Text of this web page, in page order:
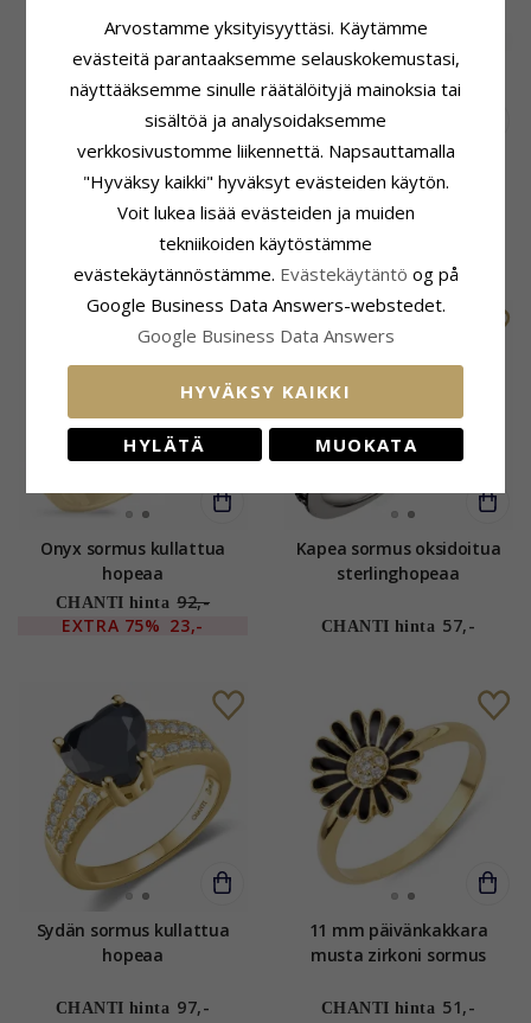
sormus kullattua hopeaa -
Maggie
CHANTI hinta 45,-
14 mm päivänkakkara
musta sormus kullattua
hopeaa - Marie
CHANTI hinta
POISTUU
Onyx sormus kullattua
hopeaa
CHANTI hinta 92,-
EXTRA 75% 23,-
Kapea sormus oksidoitua
sterlinghopeaa
CHANTI hinta 57,-
Sydän sormus kullattua
hopeaa
CHANTI hinta 97,-
11 mm päivänkakkara
musta zirkoni sormus
CHANTI hinta 51,-
Arvostamme yksityisyyttäsi. Käytämme
evästeitä parantaaksemme selauskokemustasi,
näyttääksemme sinulle räätälöityjä mainoksia tai
sisältöä ja analysoidaksemme
verkkosivustomme liikennettä. Napsauttamalla
"Hyväksy kaikki" hyväksyt evästeiden käytön.
Voit lukea lisää evästeiden ja muiden
tekniikoiden käytöstämme
evästekäytännöstämme. Evästekäytäntö og på
Google Business Data Answers-webstedet.
Google Business Data Answers
HYVÄKSY KAIKKI
HYLÄTÄ MUOKATA